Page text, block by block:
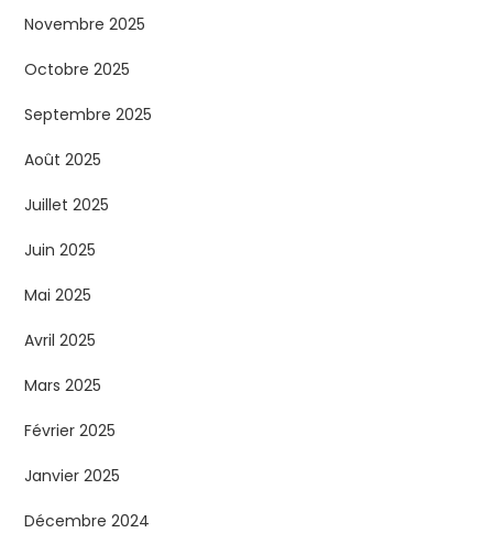
Novembre 2025
Octobre 2025
Septembre 2025
Août 2025
Juillet 2025
Juin 2025
Mai 2025
Avril 2025
Mars 2025
Février 2025
Janvier 2025
Décembre 2024